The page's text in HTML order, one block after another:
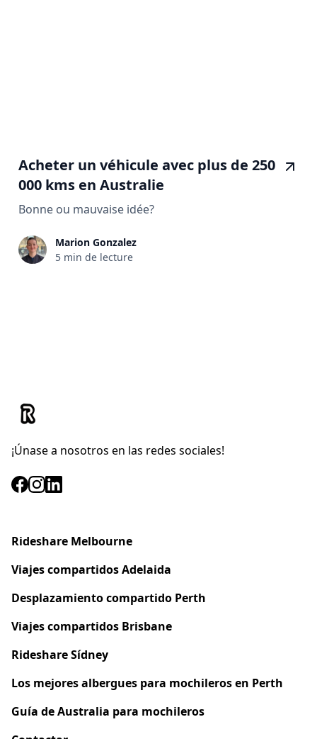
Acheter un véhicule avec plus de 250
000 kms en Australie
Bonne ou mauvaise idée?
Marion Gonzalez
5 min de lecture
¡Únase a nosotros en las redes sociales!
Rideshare Melbourne
Viajes compartidosAdelaida
Desplazamiento compartido Perth
Viajes compartidos Brisbane
Rideshare Sídney
Los mejores albergues para mochileros en Perth
Guía de Australia para mochileros